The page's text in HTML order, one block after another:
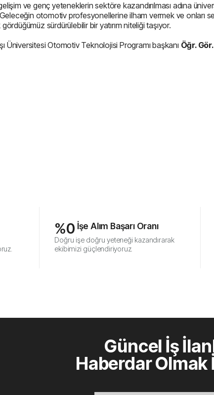
ve genç yeteneklerin sektöre kazandırılması adına
otomotiv profesyonellerine ilham vermek ve onları
sürdürülebilir bir yatırım niteliği taşıyor.
Üniversitesi Otomotiv Teknolojisi Programı başkanı Öğr.
Doğru işe doğru yeteneği kazandırarak
ekibimizi güçlendiriyoruz.
%0 İşe Alım Başarı Oranı
Güncel İş
Haberdar Olmak